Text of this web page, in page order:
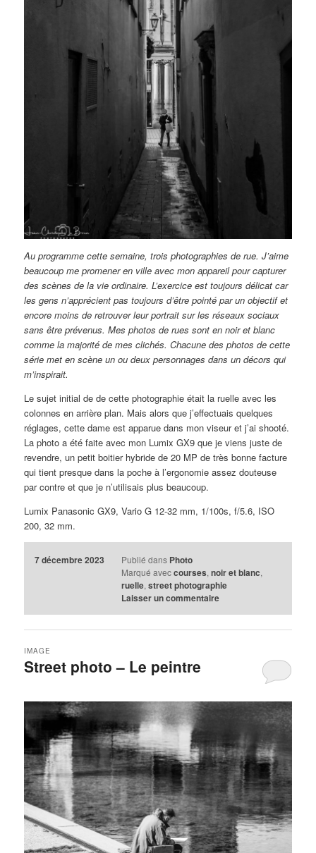
Au programme cette semaine, trois photographies de rue. J’aime
beaucoup me promener en ville avec mon appareil pour capturer
des scènes de la vie ordinaire. L’exercice est toujours délicat car
les gens n’apprécient pas toujours d’être pointé par un objectif et
encore moins de retrouver leur portrait sur les réseaux sociaux
sans être prévenus. Mes photos de rues sont en noir et blanc
comme la majorité de mes clichés. Chacune des photos de cette
série met en scène un ou deux personnages dans un décors qui
m’inspirait.
Le sujet initial de de cette photographie était la ruelle avec les
colonnes en arrière plan. Mais alors que j’effectuais quelques
réglages, cette dame est apparue dans mon viseur et j’ai shooté.
La photo a été faite avec mon Lumix GX9 que je viens juste de
revendre, un petit boitier hybride de 20 MP de très bonne facture
qui tient presque dans la poche à l’ergonomie assez douteuse
par contre et que je n’utilisais plus beaucoup.
Lumix Panasonic GX9, Vario G 12-32 mm, 1/100s, f/5.6, ISO
200, 32 mm.
7 décembre 2023 Publié dans Photo
Marqué avec courses, noir et blanc,
ruelle, street photographie
Laisser un commentaire
Street photo – Le peintre
IMAGE